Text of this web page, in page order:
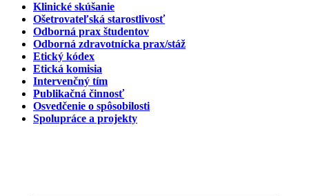
Klinické skúšanie
Ošetrovateľská starostlivosť
Odborná prax študentov
Odborná zdravotnícka prax/stáž
Etický kódex
Etická komisia
Intervenčný tím
Publikačná činnosť
Osvedčenie o spôsobilosti
Spolupráce a projekty